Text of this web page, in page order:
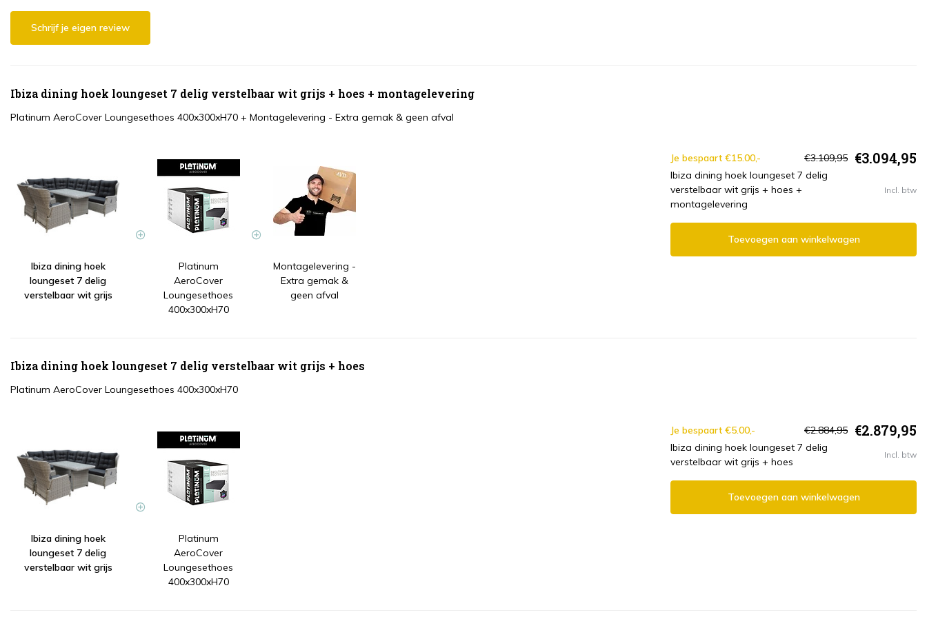
Schrijf je eigen review
Ibiza dining hoek loungeset 7 delig verstelbaar wit grijs + hoes + montagelevering
Platinum AeroCover Loungesethoes 400x300xH70 + Montagelevering - Extra gemak & geen afval
Ibiza dining hoek
loungeset 7 delig
verstelbaar wit grijs
Platinum
AeroCover
Loungesethoes
400x300xH70
Montagelevering -
Extra gemak &
geen afval
Je bespaart €15.00,- €3.109,95 €3.094,95
Ibiza dining hoek loungeset 7 delig
verstelbaar wit grijs + hoes +
montagelevering
Incl. btw
Toevoegen aan winkelwagen
Ibiza dining hoek loungeset 7 delig verstelbaar wit grijs + hoes
Platinum AeroCover Loungesethoes 400x300xH70
Ibiza dining hoek
loungeset 7 delig
verstelbaar wit grijs
Platinum
AeroCover
Loungesethoes
400x300xH70
Je bespaart €5.00,- €2.884,95 €2.879,95
Ibiza dining hoek loungeset 7 delig
verstelbaar wit grijs + hoes
Incl. btw
Toevoegen aan winkelwagen